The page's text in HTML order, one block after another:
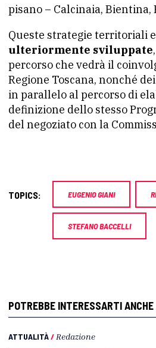
pisano – Calcinaia, Bientina,
Queste strategie territoriali
ulteriormente sviluppate
percorso che vedrà il
Regione Toscana, nonché
in parallelo al percorso di
definizione dello stesso
del negoziato con la
TOPICS: EUGENIO GIANI
STEFANO BACCELLI
POTREBBE INTERESSARTI ANCHE
ATTUALITÀ/ Redazione